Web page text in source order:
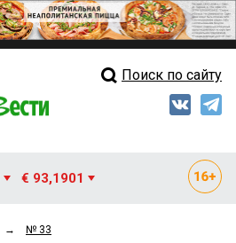
Свежий выпускПоиск по сайту
€ 93,1901
→ № 33